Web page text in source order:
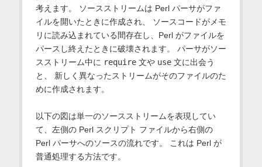
考えます。 ソースストリームは Perl パーサがファ
イルを開いたときに作成され、 ソースコードがメモ
リに読み込まれている間存在し、Perl がファイルを
パースし終えたときに破壊されます。 パーサがソー
スストリーム中に require文や use文に出会う
と、 新しく異なったストリームがそのファイルのた
めに作成されます。
以下の図は単一のソースストリームを表現してい
て、左側の Perl スクリプト ファイルから右側の
Perl パーサへのソースの流れです。 これは Perl が
普通処理する方法です。